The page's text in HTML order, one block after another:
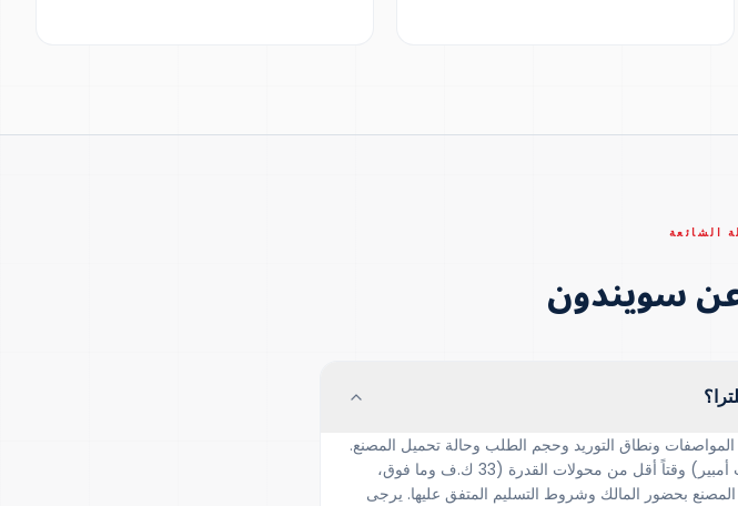
الشائعة
سويندون
ونطاق التوريد وحجم الطلب وحالة تحميل المصنع.
عادةً ما تستغرق محولات التوزيع (11–33 ك.ف، حتى 5 ميجا فولت أمبير) وقتاً أقل من محولات القدرة (33 ك.ف وما فوق،
المصنع بحضور المالك وشروط التسليم المتفق عليها. يرجى